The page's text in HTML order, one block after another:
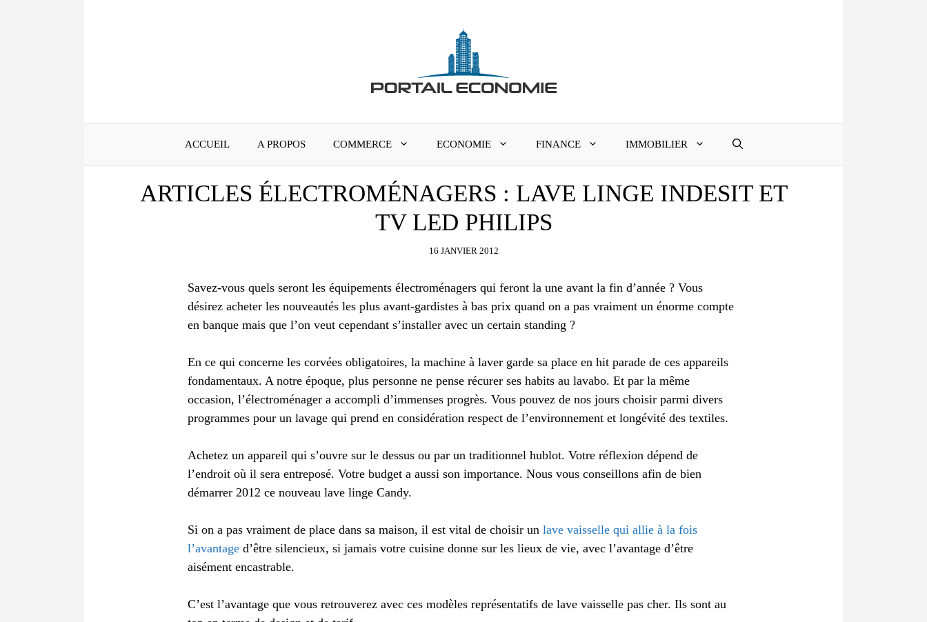
ACCUEIL A PROPOS COMMERCE ECONOMIE FINANCE IMMOBILIER
ARTICLES ÉLECTROMÉNAGERS : LAVE LINGE INDESIT ET
TV LED PHILIPS
16 JANVIER 2012
Savez-vous quels seront les équipements électroménagers qui feront la une avant la fin d’année ? Vous
désirez acheter les nouveautés les plus avant-gardistes à bas prix quand on a pas vraiment un énorme compte
en banque mais que l’on veut cependant s’installer avec un certain standing ?
En ce qui concerne les corvées obligatoires, la machine à laver garde sa place en hit parade de ces appareils
fondamentaux. A notre époque, plus personne ne pense récurer ses habits au lavabo. Et par la même
occasion, l’électroménager a accompli d’immenses progrès. Vous pouvez de nos jours choisir parmi divers
programmes pour un lavage qui prend en considération respect de l’environnement et longévité des textiles.
Achetez un appareil qui s’ouvre sur le dessus ou par un traditionnel hublot. Votre réflexion dépend de
l’endroit où il sera entreposé. Votre budget a aussi son importance. Nous vous conseillons afin de bien
démarrer 2012 ce nouveau lave linge Candy.
Si on a pas vraiment de place dans sa maison, il est vital de choisir un lave vaisselle qui allie à la fois
l’avantage d’être silencieux, si jamais votre cuisine donne sur les lieux de vie, avec l’avantage d’être
aisément encastrable.
C’est l’avantage que vous retrouverez avec ces modèles représentatifs de lave vaisselle pas cher. Ils sont au